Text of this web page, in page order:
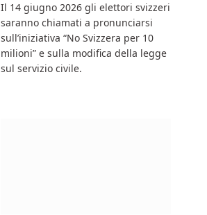
Il 14 giugno 2026 gli elettori svizzeri
saranno chiamati a pronunciarsi
sull’iniziativa “No Svizzera per 10
milioni” e sulla modifica della legge
sul servizio civile.